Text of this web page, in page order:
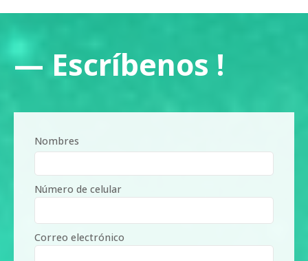
— Escríbenos !
Nombres
Número de celular
Correo electrónico